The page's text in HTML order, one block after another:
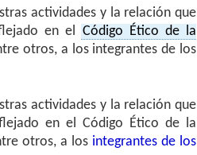
actividades y la relación que
en el Código Ético de la
otros, a los integrantes de los
actividades y la relación que
en el Código Ético de la
otros, a los integrantes de los